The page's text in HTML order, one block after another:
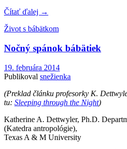
Čítať ďalej →
Život s bábätkom
Nočný spánok bábätiek
19. februára 2014
Publikoval snežienka
(Preklad článku profesorky K.
tu: Sleeping through the Night)
Katherine A. Dettwyler, Ph.D.
(Katedra antropológie),
Texas A & M University